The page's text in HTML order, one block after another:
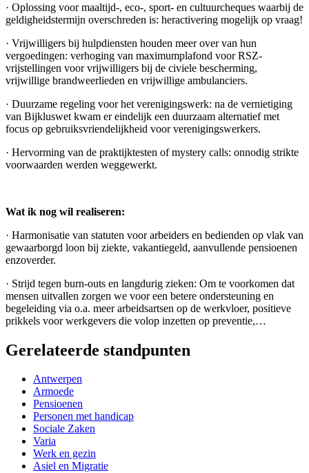
· Oplossing voor maaltijd-, eco-, sport- en cultuurcheques waarbij de
geldigheidstermijn overschreden is: heractivering mogelijk op vraag!
· Vrijwilligers bij hulpdiensten houden meer over van hun
vergoedingen: verhoging van maximumplafond voor RSZ-
vrijstellingen voor vrijwilligers bij de civiele bescherming,
vrijwillige brandweerlieden en vrijwillige ambulanciers.
· Duurzame regeling voor het verenigingswerk: na de vernietiging
van Bijkluswet kwam er eindelijk een duurzaam alternatief met
focus op gebruiksvriendelijkheid voor verenigingswerkers.
· Hervorming van de praktijktesten of mystery calls: onnodig strikte
voorwaarden werden weggewerkt.
Wat ik nog wil realiseren:
· Harmonisatie van statuten voor arbeiders en bedienden op vlak van
gewaarborgd loon bij ziekte, vakantiegeld, aanvullende pensioenen
enzoverder.
· Strijd tegen burn-outs en langdurig zieken: Om te voorkomen dat
mensen uitvallen zorgen we voor een betere ondersteuning en
begeleiding via o.a. meer arbeidsartsen op de werkvloer, positieve
prikkels voor werkgevers die volop inzetten op preventie,…
Gerelateerde standpunten
Antwerpen
Armoede
Pensioenen
Personen met handicap
Sociale Zaken
Varia
Werk en gezin
Asiel en Migratie